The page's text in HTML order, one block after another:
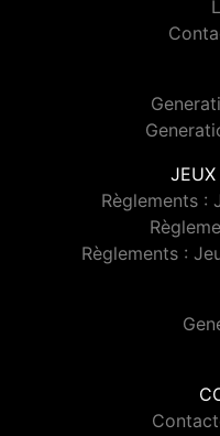
JEUX
Règlements :
Règlements :